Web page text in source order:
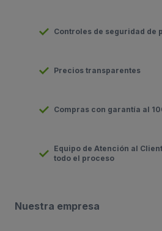
Controles de seguridad de
Precios transparentes
Compras con garantía al
Equipo de Atención al
todo el proceso
Nuestra empresa